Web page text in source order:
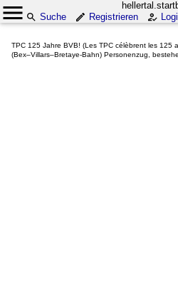
Suche
Registrieren
TPC 125 Jahre BVB! (Les TPC célèbrent les 125
(Bex–Villars–Bretaye-Bahn) Personenzug,